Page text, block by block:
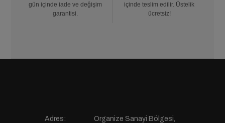
gün içinde iade ve değişim
garantisi.
içinde teslim edilir. Üstelik
ücretsiz!
Adres:
Organize Sanayi Bölgesi,